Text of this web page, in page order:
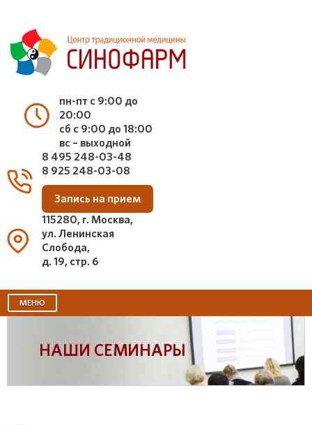
пн-пт с 9:00 до
20:00
сб с 9:00 до 18:00
вс – выходной
8 495 248-03-48
8 925 248-03-08
Запись на прием
115280, г. Москва,
ул. Ленинская
Слобода,
д. 19, стр. 6
МЕНЮ
НАШИ СЕМИНАРЫ